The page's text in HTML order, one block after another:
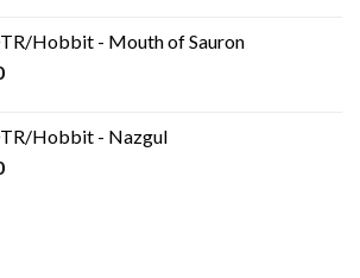
Hobbit - Mouth of Sauron
Hobbit - Nazgul